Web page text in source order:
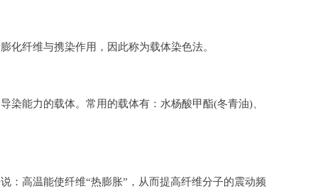
化纤维与携染作用，因此称为载体染色法。
能力的载体。常用的载体有：水杨酸甲酯(冬青油)、
：高温能使纤维“热膨胀”，从而提高纤维分子的震动频